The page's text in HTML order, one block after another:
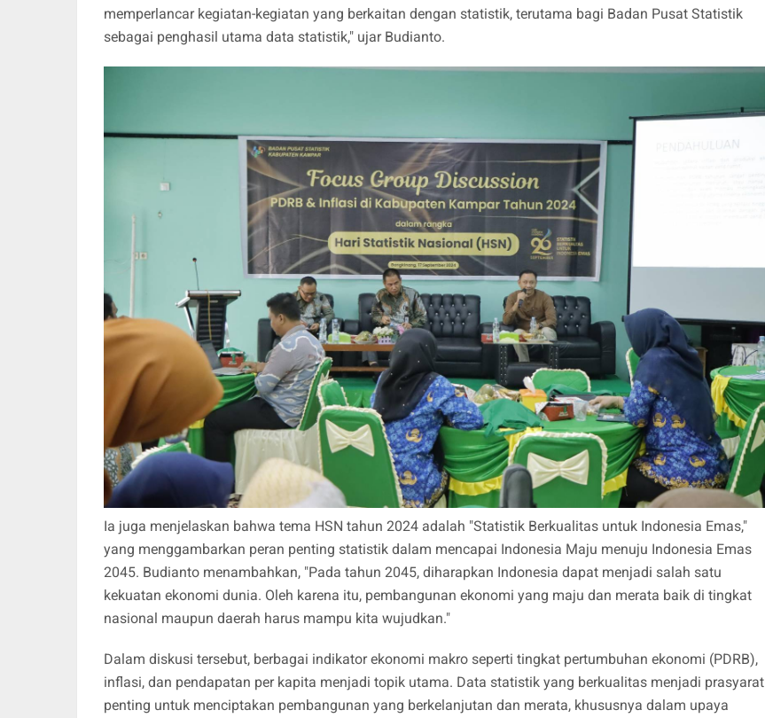
memperlancar kegiatan-kegiatan yang berkaitan dengan statistik, terutama bagi Badan Pusat Statistik
sebagai penghasil utama data statistik," ujar Budianto.
Ia juga menjelaskan bahwa tema HSN tahun 2024 adalah "Statistik Berkualitas untuk Indonesia Emas,"
yang menggambarkan peran penting statistik dalam mencapai Indonesia Maju menuju Indonesia Emas
2045. Budianto menambahkan, "Pada tahun 2045, diharapkan Indonesia dapat menjadi salah satu
kekuatan ekonomi dunia. Oleh karena itu, pembangunan ekonomi yang maju dan merata baik di tingkat
nasional maupun daerah harus mampu kita wujudkan."
Dalam diskusi tersebut, berbagai indikator ekonomi makro seperti tingkat pertumbuhan ekonomi (PDRB),
inflasi, dan pendapatan per kapita menjadi topik utama. Data statistik yang berkualitas menjadi prasyarat
penting untuk menciptakan pembangunan yang berkelanjutan dan merata, khususnya dalam upaya